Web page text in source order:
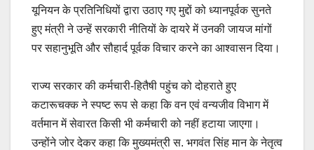
यूनियन के प्रतिनिधियों द्वारा उठाए गए मुद्दों को ध्यानपूर्वक सुनते
हुए मंत्री ने उन्हें सरकारी नीतियों के दायरे में उनकी जायज मांगों
पर सहानुभूति और सौहार्द पूर्वक विचार करने का आश्वासन दिया।
राज्य सरकार की कर्मचारी-हितैषी पहुंच को दोहराते हुए
कटारूचक्क ने स्पष्ट रूप से कहा कि वन एवं वन्यजीव विभाग में
वर्तमान में सेवारत किसी भी कर्मचारी को नहीं हटाया जाएगा।
उन्होंने जोर देकर कहा कि मुख्यमंत्री स. भगवंत सिंह मान के नेतृत्व